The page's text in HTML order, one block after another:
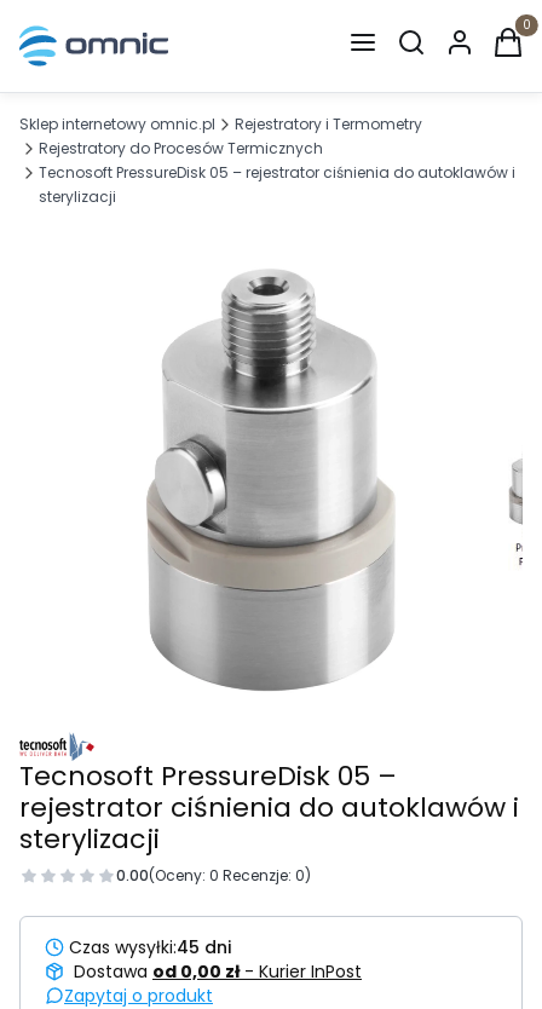
Otwórz
Sklep internetowy omnic.pl
Rejestratory i Termometry
Rejestratory do Procesów Termicznych
Tecnosoft PressureDisk 05 – rejestrator ciśnienia do autoklawów i
sterylizacji
Tecnosoft PressureDisk 05 –
rejestrator ciśnienia do autoklawów i
sterylizacji
0.00(Oceny: 0 Recenzje: 0)
Czas wysyłki:45 dni
Dostawa od 0,00 zł - Kurier InPost
Zapytaj o produkt